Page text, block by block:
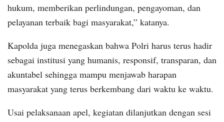
hukum, memberikan perlindungan, pengayoman, dan
pelayanan terbaik bagi masyarakat,” katanya.
Kapolda juga menegaskan bahwa Polri harus terus hadir
sebagai institusi yang humanis, responsif, transparan, dan
akuntabel sehingga mampu menjawab harapan
masyarakat yang terus berkembang dari waktu ke waktu.
Usai pelaksanaan apel, kegiatan dilanjutkan dengan sesi